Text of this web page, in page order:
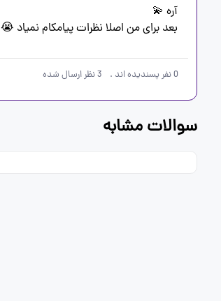
بعد برای من اصلا نظرات پیامکام نمیاد 😭
0نفر پسندیده اند .
3نظر ارسال شده
سوالات مشابه